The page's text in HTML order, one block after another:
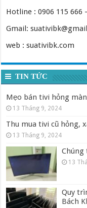
Hotline : 0906 115 666
Gmail:
web : suativibk.com
TIN TỨC
Mẹo bán tivi hỏng
13 Tháng 9, 2024
Thu mua tivi cũ hỏng,
13 Tháng 9, 2024
Chúng
13
Quy
Bách